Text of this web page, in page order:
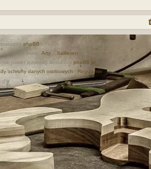
phpBB ® Forum Software © phpBB Limited
Style autor: Arty
halilesen
pakiet językowy dostarcza phpBB.pl
ochrony danych osobowych
Regulamin